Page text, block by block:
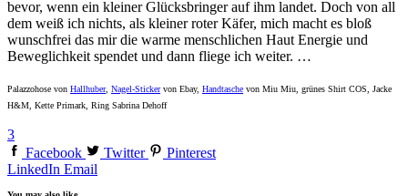
bevor, wenn ein kleiner Glücksbringer auf ihm landet. Doch von all
dem weiß ich nichts, als kleiner roter Käfer, mich macht es bloß
wunschfrei das mir die warme menschlichen Haut Energie und
Beweglichkeit spendet und dann fliege ich weiter. …
Palazzohose von Hallhuber, Nagel-Stickervon Ebay, Handtasche von Miu Miu, grünes Shirt COS, Jacke
H&M, Kette Primark, Ring Sabrina Dehoff
3
Facebook
Twitter
Pinterest
LinkedIn Email